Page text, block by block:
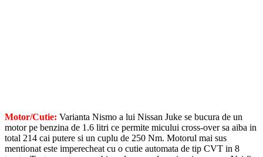
Motor/Cutie: Varianta Nismo a lui Nissan Juke se bucura de un
motor pe benzina de 1.6 litri ce permite micului cross-over sa aiba in
total 214 cai putere si un cuplu de 250 Nm. Motorul mai sus
mentionat este imperecheat cu o cutie automata de tip CVT in 8